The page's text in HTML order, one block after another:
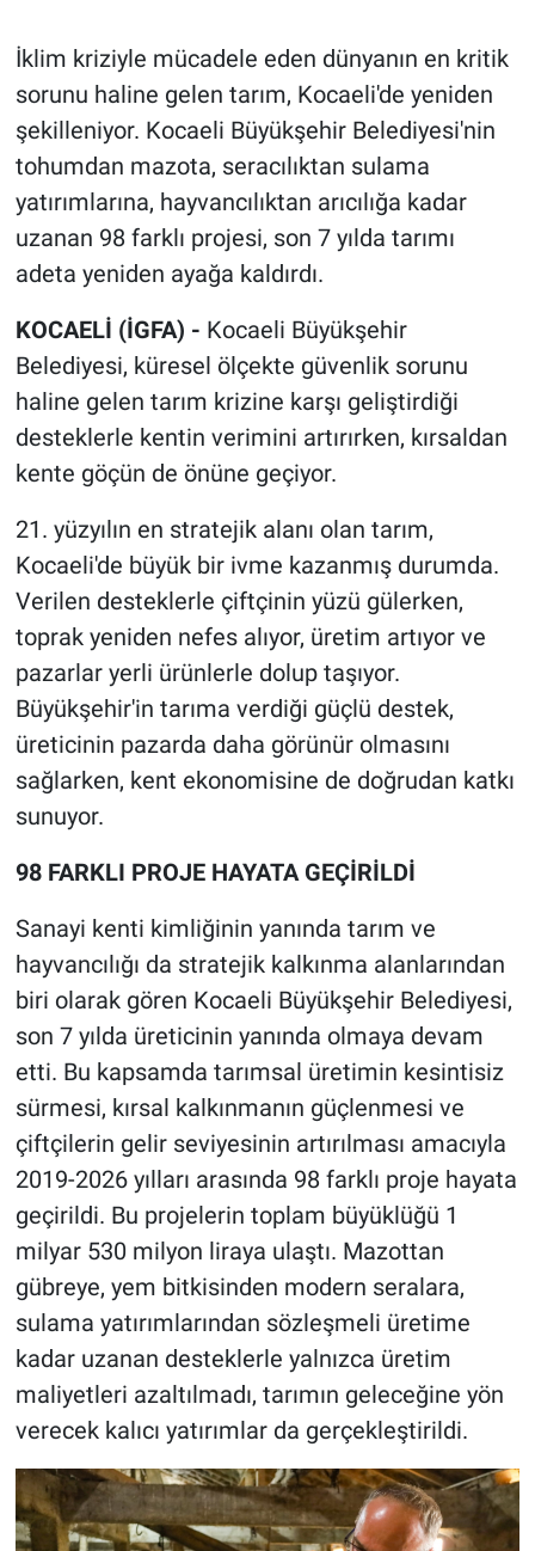
İklim kriziyle mücadele eden dünyanın en kritik
sorunu haline gelen tarım, Kocaeli'de yeniden
şekilleniyor. Kocaeli Büyükşehir Belediyesi'nin
tohumdan mazota, seracılıktan sulama
yatırımlarına, hayvancılıktan arıcılığa kadar
uzanan 98 farklı projesi, son 7 yılda tarımı
adeta yeniden ayağa kaldırdı.
KOCAELİ (İGFA) - Kocaeli Büyükşehir
Belediyesi, küresel ölçekte güvenlik sorunu
haline gelen tarım krizine karşı geliştirdiği
desteklerle kentin verimini artırırken, kırsaldan
kente göçün de önüne geçiyor.
21. yüzyılın en stratejik alanı olan tarım,
Kocaeli'de büyük bir ivme kazanmış durumda.
Verilen desteklerle çiftçinin yüzü gülerken,
toprak yeniden nefes alıyor, üretim artıyor ve
pazarlar yerli ürünlerle dolup taşıyor.
Büyükşehir'in tarıma verdiği güçlü destek,
üreticinin pazarda daha görünür olmasını
sağlarken, kent ekonomisine de doğrudan katkı
sunuyor.
98 FARKLI PROJE HAYATA GEÇİRİLDİ
Sanayi kenti kimliğinin yanında tarım ve
hayvancılığı da stratejik kalkınma alanlarından
biri olarak gören Kocaeli Büyükşehir Belediyesi,
son 7 yılda üreticinin yanında olmaya devam
etti. Bu kapsamda tarımsal üretimin kesintisiz
sürmesi, kırsal kalkınmanın güçlenmesi ve
çiftçilerin gelir seviyesinin artırılması amacıyla
2019-2026 yılları arasında 98 farklı proje hayata
geçirildi. Bu projelerin toplam büyüklüğü 1
milyar 530 milyon liraya ulaştı. Mazottan
gübreye, yem bitkisinden modern seralara,
sulama yatırımlarından sözleşmeli üretime
kadar uzanan desteklerle yalnızca üretim
maliyetleri azaltılmadı, tarımın geleceğine yön
verecek kalıcı yatırımlar da gerçekleştirildi.